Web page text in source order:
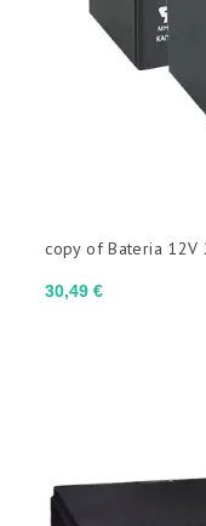
Preço
30,49 €
copy of Bateria 12V